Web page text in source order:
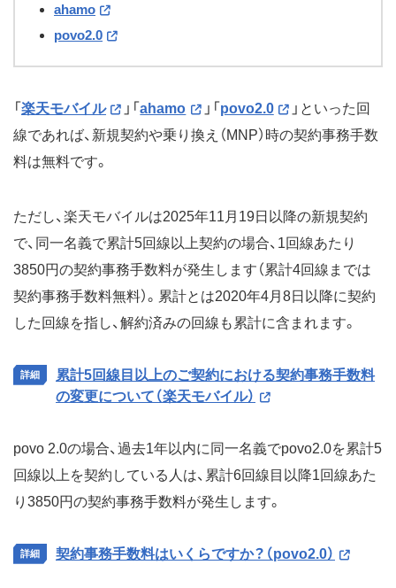
ahamo
povo2.0
「 楽天モバイル 」「ahamo 」「 povo2.0
」といった回
線であれば、新規契約や乗り換え（MNP）時の契約事務手数
料は無料です。
ただし、楽天モバイルは2025年11月19日以降の新規契約
で、同一名義で累計5回線以上契約の場合、1回線あたり
3850円の契約事務手数料が発生します（累計4回線までは
契約事務手数料無料）。累計とは2020年4月8日以降に契約
した回線を指し、解約済みの回線も累計に含まれます。
累計5回線目以上のご契約における契約事務手数料
の変更について（楽天モバイル）
povo 2.0の場合、過去1年以内に同一名義でpovo2.0を累計5
回線以上を契約している人は、累計6回線目以降1回線あた
り3850円の契約事務手数料が発生します。
契約事務手数料はいくらですか？（povo2.0）